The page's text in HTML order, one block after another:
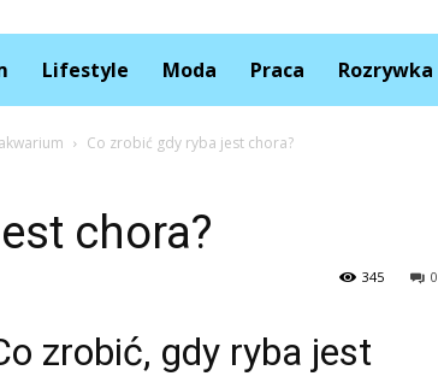
Lifestyle Moda Praca Rozrywka
Co zrobić gdy ryba jest chora?
chora?
0
345
zrobić, gdy ryba jest